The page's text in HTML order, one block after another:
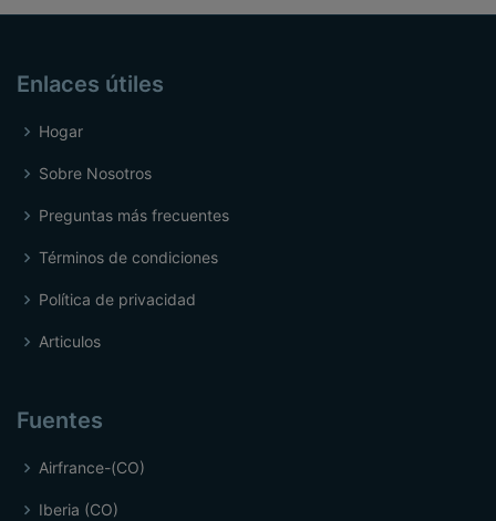
Enlaces útiles
Hogar
Sobre Nosotros
Preguntas más frecuentes
Términos de condiciones
Política de privacidad
Articulos
Fuentes
Airfrance-(CO)
Iberia (CO)